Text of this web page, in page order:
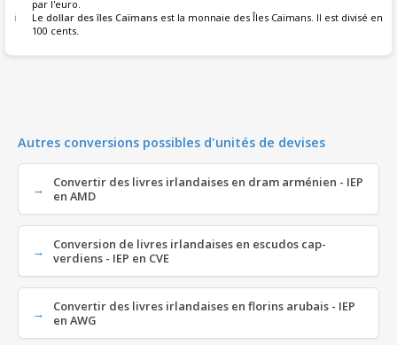
par l'euro.
Le dollar des îles Caïmans est la monnaie des Îles Caïmans. Il est divisé en
100 cents.
Autres conversions possibles d'unités de devises
Convertir des livres irlandaises en dram arménien - IEP
en AMD
Conversion de livres irlandaises en escudos cap-
verdiens - IEP en CVE
Convertir des livres irlandaises en florins arubais - IEP
en AWG